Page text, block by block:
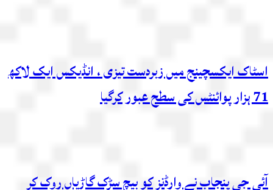
اسٹاک ایکسچینج میں زبردست تیزی ، انڈیکس ایک لاکھ
71 ہزار پوائنٹس کی سطح عبور کرگیا
آئی جی پنجاب نے وارڈنز کو بیچ سڑک گاڑیاں روک کر